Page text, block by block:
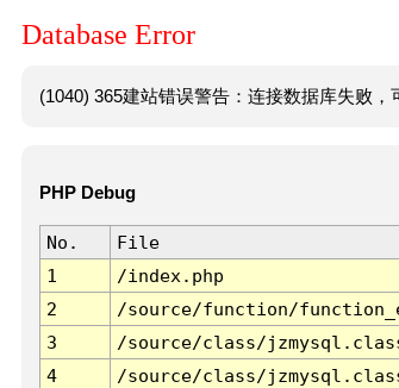
Database Error
(1040) 365建站错误警告：连接数据库失败
PHP Debug
No. File
1
/index.php
2
/source/function/
3
/source/class/
4
/source/class/